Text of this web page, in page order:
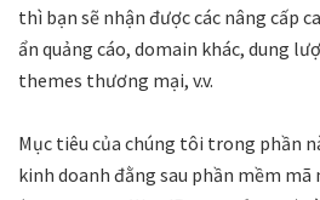
thì bạn sẽ nhận được các nâng cấp
ẩn quảng cáo, domain khác, dung
themes thương mại, v.v.
Mục tiêu của chúng tôi trong phần
kinh doanh đằng sau phần mềm mã